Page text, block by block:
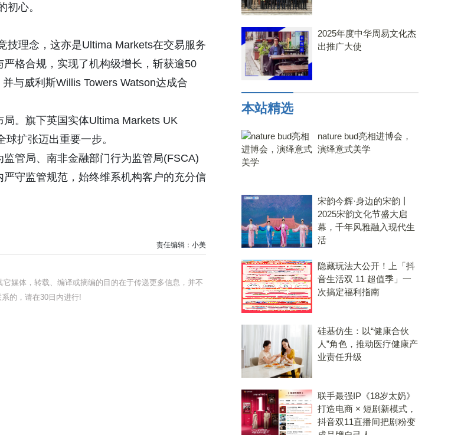
心。
技理念，这亦是Ultima Markets在交易服务
格合规，实现了机构级增长，斩获逾50
与威利斯Willis Towers Watson达成合
。旗下英国实体Ultima Markets UK
扩张迈出重要一步。
管局、南非金融部门行为监管局(FSCA)
守监管规范，始终维系机构客户的充分信
责任编辑：小美
媒体，转载、编译或摘编的目的在于传递更多信息，并不
的，请在30日内进行!
2025年度中华周易文化杰
出推广大使
本站精选
nature bud亮相进博会，
演绎意式美学
宋韵今辉·身边的宋韵丨
2025宋韵文化节盛大启
幕，千年风雅融入现代生
活
隐藏玩法大公开！上「抖
音生活双 11 超值季」一
次搞定福利指南
硅基仿生：以“健康合伙
人”角色，推动医疗健康产
业责任升级
联手最强IP《18岁太奶》
打造电商 × 短剧新模式，
抖音双11直播间把剧粉变